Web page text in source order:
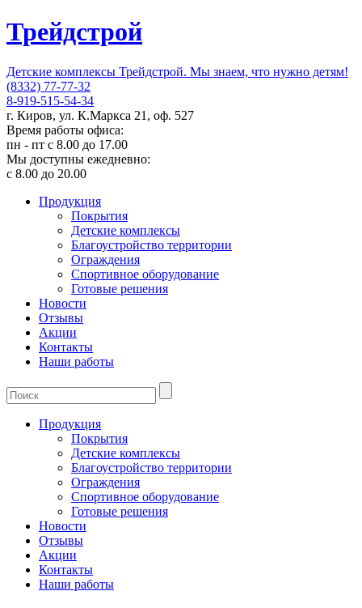
Трейдстрой
Детские комплексы Трейдстрой. Мы знаем, что нужно детям!
(8332) 77-77-32
8-919-515-54-34
г. Киров, ул. К.Маркса 21, оф. 527
Время работы офиса:
пн - пт с 8.00 до 17.00
Мы доступны ежедневно:
с 8.00 до 20.00
Продукция
Покрытия
Детские комплексы
Благоустройство территории
Ограждения
Спортивное оборудование
Готовые решения
Новости
Отзывы
Акции
Контакты
Наши работы
Продукция
Покрытия
Детские комплексы
Благоустройство территории
Ограждения
Спортивное оборудование
Готовые решения
Новости
Отзывы
Акции
Контакты
Наши работы